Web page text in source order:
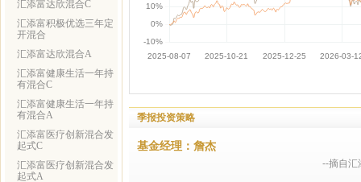
汇添富达欣混合C
汇添富积极优选三年定
开混合
汇添富达欣混合A
汇添富健康生活一年持
有混合C
汇添富健康生活一年持
有混合A
汇添富医疗创新混合发
起式C
汇添富医疗创新混合发
起式A
季报投资策略
基金经理：詹杰
--摘自汇